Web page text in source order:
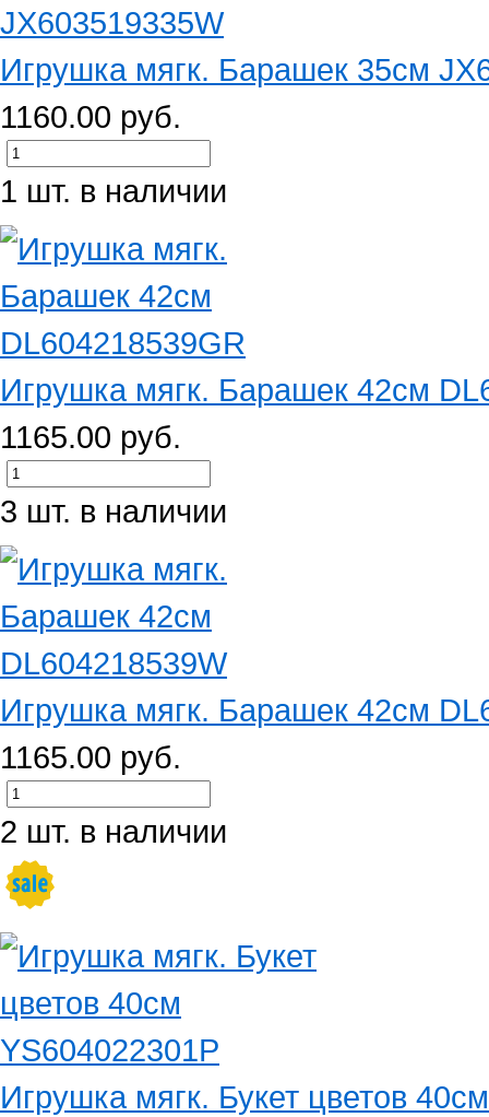
Игрушка мягк. Барашек 35см
1160.00 руб.
1 шт. в наличии
Игрушка мягк. Барашек 42см
1165.00 руб.
3 шт. в наличии
Игрушка мягк. Барашек 42см
1165.00 руб.
2 шт. в наличии
Игрушка мягк. Букет цветов